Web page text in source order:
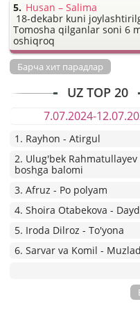
Husan – Salima
18-dekabr kuni
Tomosha qilganlar soni 6
oshiqroq
Барча хит парадлар
UZ TOP 20
7.07.2024-
1. Rayhon - Atirgul
2. Ulug'bek Rahmatullayev
boshga balomi
3. Afruz - Po polyam
4. Shoira Otabekova -
5. Iroda Dilroz - To'yona
6. Sarvar va Komil -